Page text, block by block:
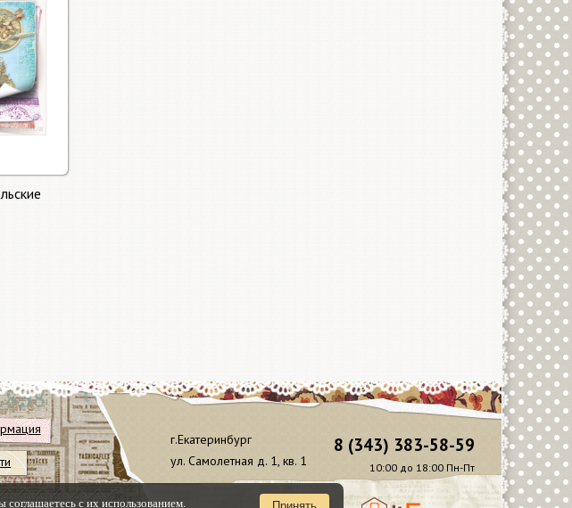
8 (343) 383-58-59
10:00 до 18:00 Пн-Пт
г.Екатеринбург
ул. Самолетная д. 1, кв. 1
с их использованием.